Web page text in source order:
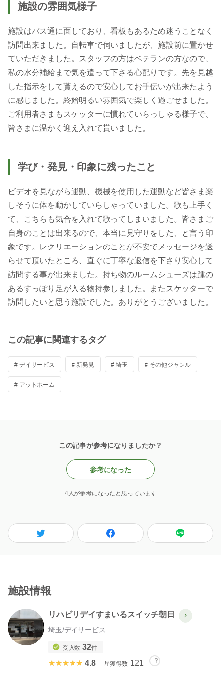
施設の雰囲気様子
施設はバス通に面しており、看板もあるため迷うことなく
訪問出来ました。自転車で伺いましたが、施設前に置かせ
ていただきました。スタッフの方はベテランの方なので、
私の水分補給まで気を遣って下さる心配りです。先を見越
した指示をして貰えるので安心してお手伝いが出来たよう
に感じました。終始明るい雰囲気で楽しく過ごせました。
ご利用者さまもスケッターに慣れていらっしゃる様子で、
皆さまに温かく迎え入れて貰いました。
学び・発見・印象に残ったこと
ビデオを見ながら運動、機械を使用した運動など皆さま楽
しそうに体を動かしていらしゃっていました。歌も上手く
て、こちらも気合を入れて歌ってしまいました。皆さまご
自身のことは出来るので、本当に見守りをした、と言う印
象です。レクリエーションのことが不安でメッセージを送
らせて頂いたところ、直ぐに丁寧な返信を下さり安心して
訪問する事が出来ました。持ち物のルームシューズは踵の
あるすっぽり足が入る物持参しました。またスケッターで
訪問したいと思う施設でした。ありがとうございました。
この記事に関連するタグ
# デイサービス # 新発見 # 埼玉 # その他ジャンル
# アットホーム
この記事が参考になりましたか？
参考になった
4人が参考になったと思っています
施設情報
リハビリデイすまいるスイッチ朝日
埼玉/デイサービス
受入数 32件
★★★★★
★★★★★ 4.8 星獲得数 121